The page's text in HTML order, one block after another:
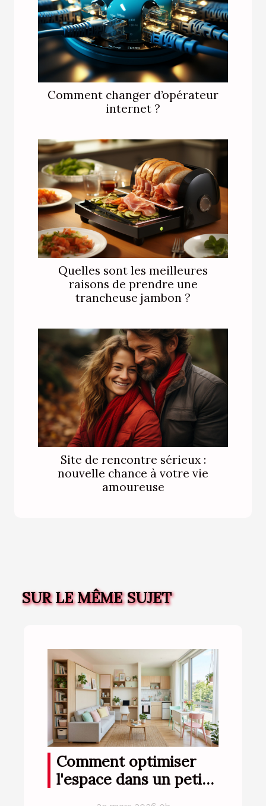
Comment changer d’opérateur
internet ?
Quelles sont les meilleures
raisons de prendre une
trancheuse jambon ?
Site de rencontre sérieux :
nouvelle chance à votre vie
amoureuse
SUR LE MÊME SUJET
Comment optimiser
l'espace dans un petit